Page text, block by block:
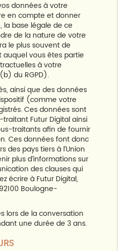
données à votre
en compte et donner
base légale de ce
de la nature de votre
le plus souvent de
auquel vous êtes partie
à votre
du RGPD).
ainsi que des données
(comme votre
Ces données sont
Futur Digital ainsi
traitants afin de fournir
Ces données font donc
des pays tiers à l’Union
plus d’informations sur
des clauses qui
écrire à Futur Digital,
Boulogne-
lors de la conversation
une durée de 3 ans.